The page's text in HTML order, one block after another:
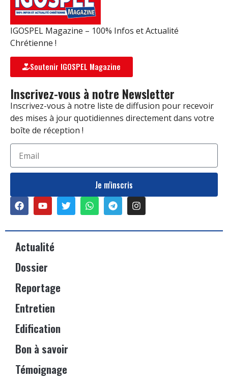
IGOSPEL Magazine – 100% Infos et Actualité
Chrétienne !
Soutenir IGOSPEL Magazine
Inscrivez-vous à notre Newsletter
Inscrivez-vous à notre liste de diffusion pour recevoir
des mises à jour quotidiennes directement dans votre
boîte de réception !
Je m'inscris
Actualité
Dossier
Reportage
Entretien
Edification
Bon à savoir
Témoignage